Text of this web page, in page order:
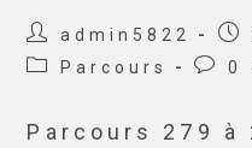
admin5822
Parcours
0
Parcours 279 à